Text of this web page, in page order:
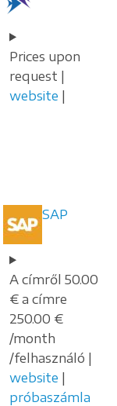
Prices upon
request |
website |
SAP
A címről 50.00
€ a címre
250.00 €
/month
/felhasználó |
website |
próbaszámla